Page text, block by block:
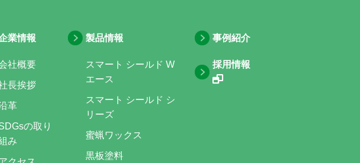
業情報
社概要
長挨拶
革
の取り
み
製品情報
スマート シールド W
エース
スマート シールド シ
リーズ
蜜蝋ワックス
黒板塗料
事例紹介
採用情報